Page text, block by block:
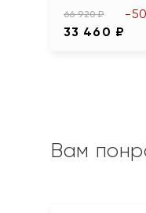
66 920 ₽
33 460 ₽
-
Вам